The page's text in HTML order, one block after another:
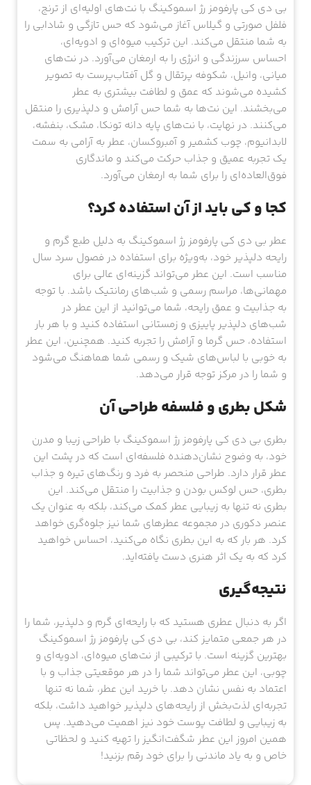
بی دی کی پارفومز رژ اسموکینگ با نت‌های اولیه‌ای از ترنج،
فلفل صورتی و گیلاس آغاز می‌شود که حس تازگی و شادابی را
به شما منتقل می‌کند. این ترکیب میوه‌ای و ادویه‌ای،
احساس سرزندگی و انرژی را به ارمغان می‌آورد. در نت‌های
میانی، وانیل، شکوفه پرتقال و گل آفتاب‌پرست به تصویر
کشیده می‌شوند که عمق و لطافت بیشتری به عطر
می‌بخشند. این نت‌ها به شما حس آرامش و دلپذیری را منتقل
می‌کنند. در نهایت، با نت‌های پایه دانه تونکا، مشک، بنفشه،
لابدانیوم، چوب کشمیر و آمبروکسان، عطر به آرامی به سمت
یک تجربه عمیق و جذاب حرکت می‌کند و ماندگاری
فوق‌العاده‌ای را برای شما به ارمغان می‌آورد.
کجا و کی باید از آن استفاده کرد؟
عطر بی دی کی پارفومز رژ اسموکینگ به دلیل طبع گرم و
رایحه دلپذیر خود، به‌ویژه برای استفاده در فصول سرد سال
مناسب است. این عطر می‌تواند گزینه‌ای عالی برای
مهمانی‌ها، مراسم رسمی و شب‌های رمانتیک باشد. با توجه
به جذابیت و عمق رایحه، شما می‌توانید از این عطر در
شب‌های دلپذیر پاییزی و زمستانی استفاده کنید و با هر بار
استفاده، حس گرما و آرامش را تجربه کنید. همچنین، این عطر
به خوبی با لباس‌های شیک و رسمی شما هماهنگ می‌شود
و شما را در مرکز توجه قرار می‌دهد.
شکل بطری و فلسفه طراحی آن
بطری بی دی کی پارفومز رژ اسموکینگ با طراحی زیبا و مدرن
خود، به وضوح نشان‌دهنده فلسفه‌ای است که در پشت این
عطر قرار دارد. طراحی منحصر به فرد و رنگ‌های تیره و جذاب
بطری، حس لوکس بودن و جذابیت را منتقل می‌کند. این
بطری نه تنها به زیبایی عطر کمک می‌کند، بلکه به عنوان یک
عنصر دکوری در مجموعه عطرهای شما نیز جلوه‌گری خواهد
کرد. هر بار که به این بطری نگاه می‌کنید، احساس خواهید
کرد که به یک اثر هنری دست یافته‌اید.
نتیجه‌گیری
اگر به دنبال عطری هستید که با رایحه‌ای گرم و دلپذیر، شما را
در هر جمعی متمایز کند، بی دی کی پارفومز رژ اسموکینگ
بهترین گزینه است. با ترکیبی از نت‌های میوه‌ای، ادویه‌ای و
چوبی، این عطر می‌تواند شما را در هر موقعیتی جذاب و با
اعتماد به نفس نشان دهد. با خرید این عطر، شما نه تنها
تجربه‌ای لذت‌بخش از رایحه‌های دلپذیر خواهید داشت، بلکه
به زیبایی و لطافت پوست خود نیز اهمیت می‌دهید. پس
همین امروز این عطر شگفت‌انگیز را تهیه کنید و لحظاتی
خاص و به یاد ماندنی را برای خود رقم بزنید!